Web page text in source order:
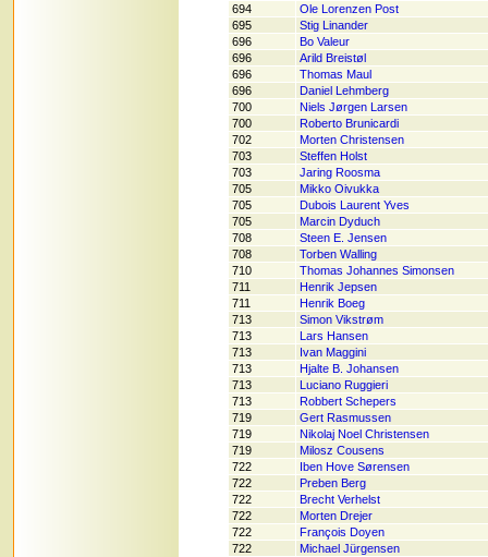
694
Ole Lorenzen Post
695
Stig Linander
696
Bo Valeur
696
Arild Breistøl
696
Thomas Maul
696
Daniel Lehmberg
700
Niels Jørgen Larsen
700
Roberto Brunicardi
702
Morten Christensen
703
Steffen Holst
703
Jaring Roosma
705
Mikko Oivukka
705
Dubois Laurent Yves
705
Marcin Dyduch
708
Steen E. Jensen
708
Torben Walling
710
Thomas Johannes Simonsen
711
Henrik Jepsen
711
Henrik Boeg
713
Simon Vikstrøm
713
Lars Hansen
713
Ivan Maggini
713
Hjalte B. Johansen
713
Luciano Ruggieri
713
Robbert Schepers
719
Gert Rasmussen
719
Nikolaj Noel Christensen
719
Milosz Cousens
722
Iben Hove Sørensen
722
Preben Berg
722
Brecht Verhelst
722
Morten Drejer
722
François Doyen
722
Michael Jürgensen